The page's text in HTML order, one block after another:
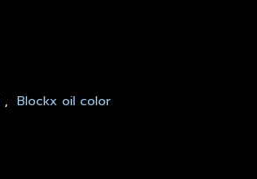
, Blockx oil color